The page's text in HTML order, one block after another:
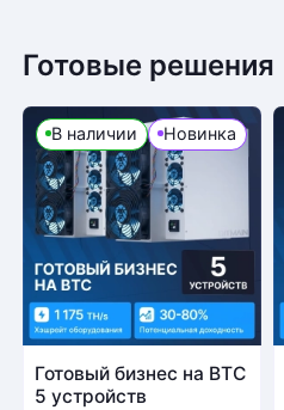
Готовые решения
В наличии Новинка
Готовый бизнес на BTC
5 устройств